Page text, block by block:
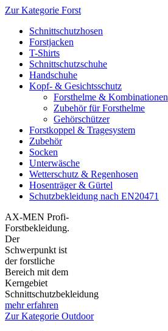
Zur Kategorie Forst
Schnittschutzhosen
Forstjacken
T-Shirts
Schnittschutzschuhe
Handschuhe
Kopf- & Gesichtsschutz
Forsthelme & Kombinationen
Zubehör für Forsthelme
Gehörschützer
Forstkoppel & Tragesystem
Zubehör
Socken
Unterwäsche
Wetterschutz & Regenhosen
Hosenträger & Gürtel
Schutzbekleidung nach EN20471
AX-MEN Profi-
Forstbekleidung.
Der
Schwerpunkt ist
der forstliche
Bereich mit dem
Kerngebiet
Schnittschutzbekleidung
mehr erfahren
Zur Kategorie Outdoor